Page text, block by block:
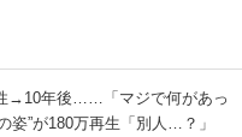
→10年後……「マジで何があっ
”が180万再生「別人…？」